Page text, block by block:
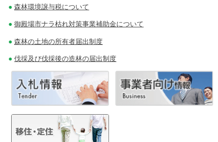
森林環境譲与税について
御殿場市ナラ枯れ対策事業補助金について
森林の土地の所有者届出制度
伐採及び伐採後の造林の届出制度